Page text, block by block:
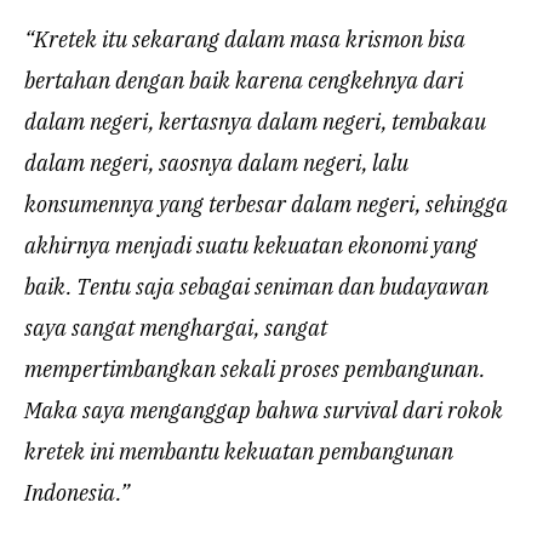
“Kretek itu sekarang dalam masa krismon bisa
bertahan dengan baik karena cengkehnya dari
dalam negeri, kertasnya dalam negeri, tembakau
dalam negeri, saosnya dalam negeri, lalu
konsumennya yang terbesar dalam negeri, sehingga
akhirnya menjadi suatu kekuatan ekonomi yang
baik. Tentu saja sebagai seniman dan budayawan
saya sangat menghargai, sangat
mempertimbangkan sekali proses pembangunan.
Maka saya menganggap bahwa survival dari rokok
kretek ini membantu kekuatan pembangunan
Indonesia.”